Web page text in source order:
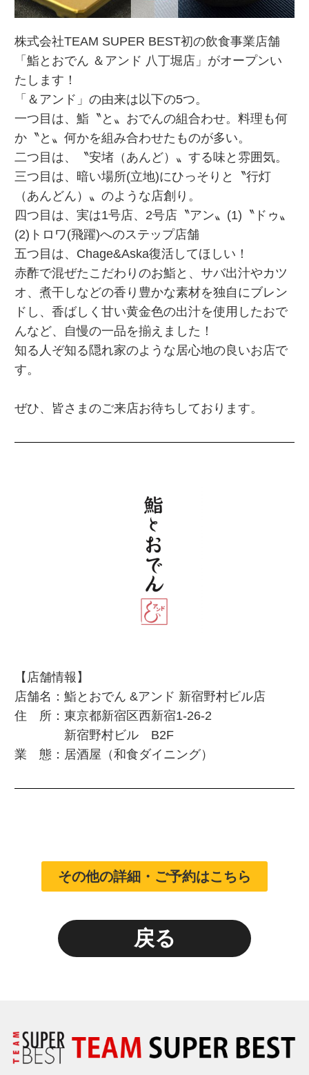
株式会社TEAM SUPER BEST初の飲食事業店舗
「鮨とおでん ＆アンド 八丁堀店」がオープンい
たします！
「＆アンド」の由来は以下の5つ。
一つ目は、鮨〝と〟おでんの組合わせ。料理も何
か〝と〟何かを組み合わせたものが多い。
二つ目は、
〝安堵（あんど）〟する味と雰囲気。
三つ目は、暗い場所(立地)にひっそりと
〝行灯
（あんどん）〟のような店創り。
四つ目は、実は1号店、2号店 〝アン〟(1)〝ドゥ〟
(2) トロワ(飛躍)へのステップ店舗
五つ目は、 Chage&Aska復活してほしい！
赤酢で混ぜたこだわりのお鮨と、サバ出汁やカツ
オ、煮干しなどの香り豊かな素材を独自にブレン
ドし、香ばしく甘い黄金色の出汁を使用したおで
んなど、自慢の一品を揃えました！
知る人ぞ知る隠れ家のような居心地の良いお店で
す。
ぜひ、皆さまのご来店お待ちしております。
【店舗情報】
店舗名：鮨とおでん &アンド 新宿野村ビル店
住 所：東京都新宿区西新宿1-26-2
新宿野村ビル B2F
業 態：居酒屋（和食ダイニング）
その他の詳細・ご予約はこちら
戻る